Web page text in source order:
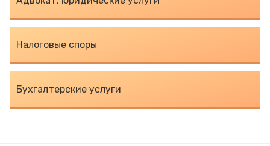
Налоговые споры
Бухгалтерские услуги